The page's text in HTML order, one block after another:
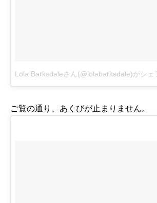
Lola Barksdaleさん(@lolabarksdale)がシェ
ご覧の通り、あくびが止まりません。